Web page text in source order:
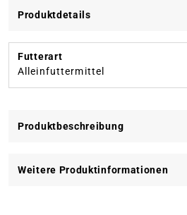
Produktdetails
Futterart
Alleinfuttermittel
Produktbeschreibung
Weitere Produktinformationen